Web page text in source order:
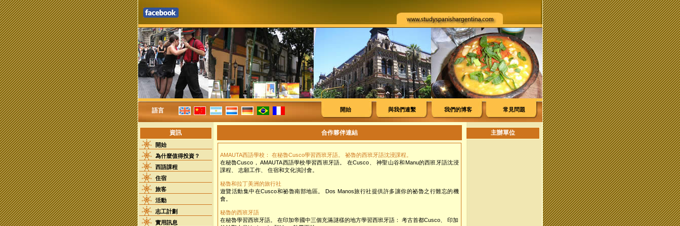
語言 常見問題
我們的博客
與我們連繫
開始
資訊
開始
為什麼值得投資？
西語課程
住宿
旅客
活動
志工計劃
實用訊息
合作夥伴連結
AMAUTA西語學校： 在秘魯Cusco學習西班牙語。 祕魯的西班牙語沈浸課程。
在秘魯Cusco， AMAUTA西語學校學習西班牙語。 在Cusco、 神聖山谷和Manu的西班牙語沈浸
課程、 志願工作、 住宿和文化演討會。
秘魯和拉丁美洲的旅行社
遊覽活動集中在Cusco和祕魯南部地區。 Dos Manos旅行社提供許多讓你的祕魯之行難忘的機
會。
秘魯的西班牙語
在秘魯學習西班牙語。 在印加帝國中三個充滿謎樣的地方學習西班牙語： 考古首都Cusco、 印加
主辦單位